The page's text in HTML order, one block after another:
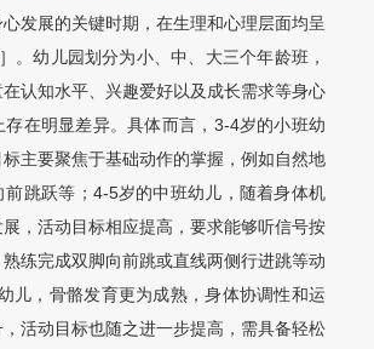
发展的关键时期，在生理和心理层面均呈
。幼儿园划分为小、中、大三个年龄班，
认知水平、兴趣爱好以及成长需求等身心
在明显差异。具体而言，3-4岁的小班幼
主要聚焦于基础动作的掌握，例如自然地
前跳跃等；4-5岁的中班幼儿，随着身体机
，活动目标相应提高，要求能够听信号按
练完成双脚向前跳或直线两侧行进跳等动
儿，骨骼发育更为成熟，身体协调性和运
活动目标也随之进一步提高，需具备轻松